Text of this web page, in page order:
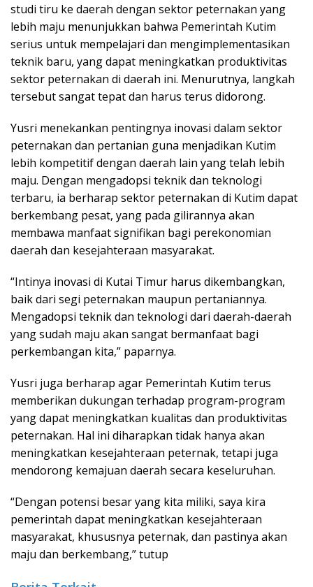
studi tiru ke daerah dengan sektor peternakan yang
lebih maju menunjukkan bahwa Pemerintah Kutim
serius untuk mempelajari dan mengimplementasikan
teknik baru, yang dapat meningkatkan produktivitas
sektor peternakan di daerah ini. Menurutnya, langkah
tersebut sangat tepat dan harus terus didorong.
Yusri menekankan pentingnya inovasi dalam sektor
peternakan dan pertanian guna menjadikan Kutim
lebih kompetitif dengan daerah lain yang telah lebih
maju. Dengan mengadopsi teknik dan teknologi
terbaru, ia berharap sektor peternakan di Kutim dapat
berkembang pesat, yang pada gilirannya akan
membawa manfaat signifikan bagi perekonomian
daerah dan kesejahteraan masyarakat.
“Intinya inovasi di Kutai Timur harus dikembangkan,
baik dari segi peternakan maupun pertaniannya.
Mengadopsi teknik dan teknologi dari daerah-daerah
yang sudah maju akan sangat bermanfaat bagi
perkembangan kita,” paparnya.
Yusri juga berharap agar Pemerintah Kutim terus
memberikan dukungan terhadap program-program
yang dapat meningkatkan kualitas dan produktivitas
peternakan. Hal ini diharapkan tidak hanya akan
meningkatkan kesejahteraan peternak, tetapi juga
mendorong kemajuan daerah secara keseluruhan.
“Dengan potensi besar yang kita miliki, saya kira
pemerintah dapat meningkatkan kesejahteraan
masyarakat, khususnya peternak, dan pastinya akan
maju dan berkembang,” tutup